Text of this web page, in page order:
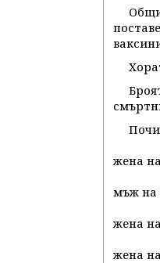
жена
мъж на
жена
жена